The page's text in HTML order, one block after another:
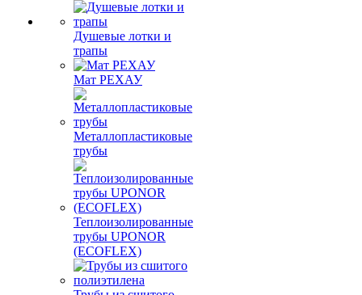
Душевые лотки и
трапы
Мат РЕХАУ
Металлопластиковые
трубы
Теплоизолированные
трубы UPONOR
(ECOFLEX)